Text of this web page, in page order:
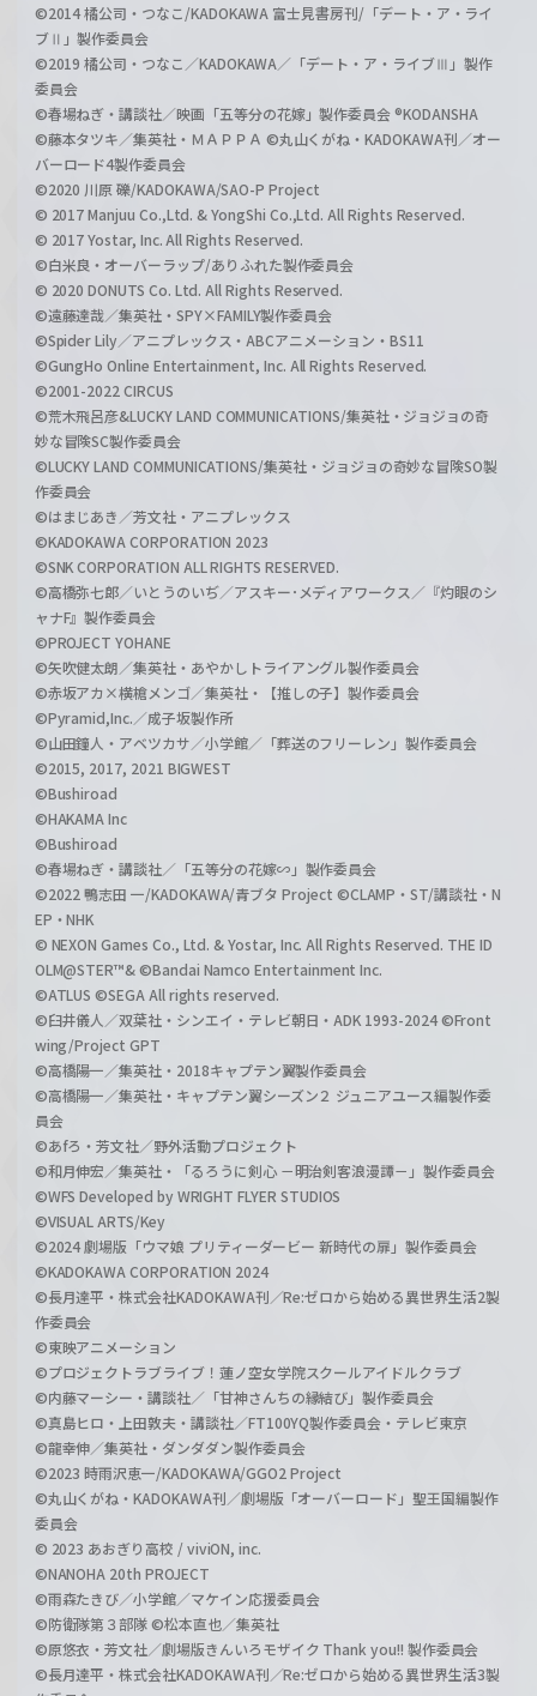
©2014 橘公司・つなこ/KADOKAWA 富士見書房刊/「デート・ア・ライ
ブⅡ」製作委員会
©2019 橘公司・つなこ／KADOKAWA／「デート・ア・ライブⅢ」製作
委員会
©春場ねぎ・講談社／映画「五等分の花嫁」製作委員会 ®KODANSHA
©藤本タツキ／集英社・ＭＡＰＰＡ ©丸山くがね・KADOKAWA刊／オー
バーロード4製作委員会
©2020 川原 礫/KADOKAWA/SAO-P Project
© 2017 Manjuu Co.,Ltd. & YongShi Co.,Ltd. All Rights Reserved.
© 2017 Yostar, Inc. All Rights Reserved.
©白米良・オーバーラップ/ありふれた製作委員会
© 2020 DONUTS Co. Ltd. All Rights Reserved.
©遠藤達哉／集英社・SPY×FAMILY製作委員会
©Spider Lily／アニプレックス・ABCアニメーション・BS11
©GungHo Online Entertainment, Inc. All Rights Reserved.
©2001-2022 CIRCUS
©荒木飛呂彦&LUCKY LAND COMMUNICATIONS/集英社・ジョジョの奇
妙な冒険SC製作委員会
©LUCKY LAND COMMUNICATIONS/集英社・ジョジョの奇妙な冒険SO製
作委員会
©はまじあき／芳文社・アニプレックス
©KADOKAWA CORPORATION 2023
©SNK CORPORATION ALL RIGHTS RESERVED.
©高橋弥七郎／いとうのいぢ／アスキー･メディアワークス／『灼眼のシ
ャナF』製作委員会
©PROJECT YOHANE
©矢吹健太朗／集英社・あやかしトライアングル製作委員会
©赤坂アカ×横槍メンゴ／集英社・【推しの子】製作委員会
©Pyramid,Inc.／成子坂製作所
©山田鐘人・アベツカサ／小学館／「葬送のフリーレン」製作委員会
©2015, 2017, 2021 BIGWEST
©Bushiroad
©HAKAMA Inc
©Bushiroad
©春場ねぎ・講談社／「五等分の花嫁∽」製作委員会
©2022 鴨志田 一/KADOKAWA/青ブタ Project ©CLAMP・ST/講談社・N
EP・NHK
© NEXON Games Co., Ltd. & Yostar, Inc. All Rights Reserved. THE ID
OLM@STER™& ©Bandai Namco Entertainment Inc.
©ATLUS ©SEGA All rights reserved.
©臼井儀人／双葉社・シンエイ・テレビ朝日・ADK 1993-2024 ©Front
wing/Project GPT
©高橋陽一／集英社・2018キャプテン翼製作委員会
©高橋陽一／集英社・キャプテン翼シーズン２ ジュニアユース編製作委
員会
©あfろ・芳文社／野外活動プロジェクト
©和月伸宏／集英社・「るろうに剣心 －明治剣客浪漫譚－」製作委員会
©WFS Developed by WRIGHT FLYER STUDIOS
©VISUAL ARTS/Key
©2024 劇場版「ウマ娘 プリティーダービー 新時代の扉」製作委員会
©KADOKAWA CORPORATION 2024
©長月達平・株式会社KADOKAWA刊／Re:ゼロから始める異世界生活2製
作委員会
©東映アニメーション
©プロジェクトラブライブ！蓮ノ空女学院スクールアイドルクラブ
©内藤マーシー・講談社／「甘神さんちの縁結び」製作委員会
©真島ヒロ・上田敦夫・講談社／FT100YQ製作委員会・テレビ東京
©龍幸伸／集英社・ダンダダン製作委員会
©2023 時雨沢恵一/KADOKAWA/GGO2 Project
©丸山くがね・KADOKAWA刊／劇場版「オーバーロード」聖王国編製作
委員会
© 2023 あおぎり高校 / viviON, inc.
©NANOHA 20th PROJECT
©雨森たきび／小学館／マケイン応援委員会
©防衛隊第３部隊 ©松本直也／集英社
©原悠衣・芳文社／劇場版きんいろモザイク Thank you!! 製作委員会
©長月達平・株式会社KADOKAWA刊／Re:ゼロから始める異世界生活3製